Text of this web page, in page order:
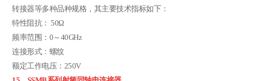
转接器等多种品种规格，其主要技术指标如下：
特性阻抗： 50Ω
频率范围：0～40GHz
连接形式：螺纹
额定工作电压：250V